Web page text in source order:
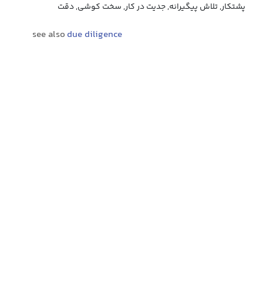
پشتکار, تلاش پیگیرانه, جدیت در کار, سخت کوشی, دقت
see also due diligence